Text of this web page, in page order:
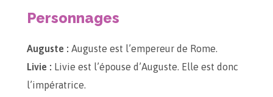
Personnages
Auguste : Auguste est l’empereur de Rome.
Livie : Livie est l’épouse d’Auguste. Elle est donc
l’impératrice.